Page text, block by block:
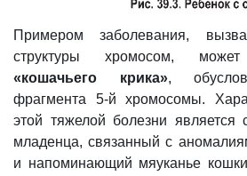
Примером заболевания,
структуры хромосом,
«кошачьего крика»,
фрагмента 5-й хромосомы.
этой тяжелой болезни является
младенца, связанный с
и напоминающий мяуканье